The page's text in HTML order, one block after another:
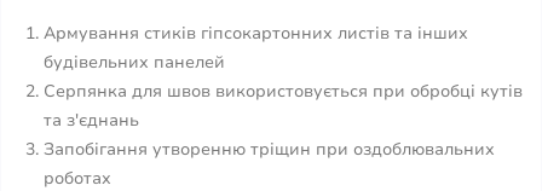
Армування стиків гіпсокартонних листів та інших
будівельних панелей
Серпянка для швов використовується при обробці кутів
та з'єднань
Запобігання утворенню тріщин при оздоблювальних
роботах